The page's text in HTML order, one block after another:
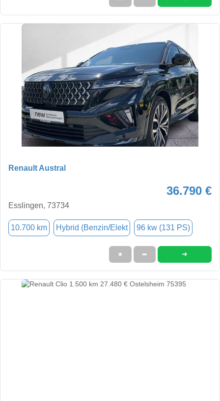
Renault Austral
36.790 €
Esslingen, 73734
10.700 km Hybrid (Benzin/Elekt 96 kw (131 PS)
★ ➦ ➜